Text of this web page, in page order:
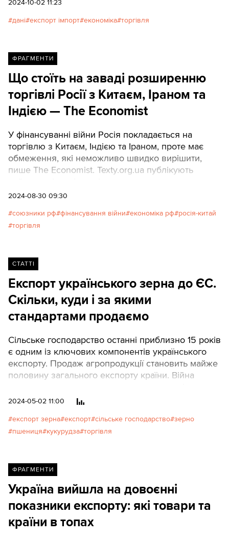
2024-10-02 11:23
дані експорт імпорт економіка торгівля
ФРАГМЕНТИ
Що стоїть на заваді розширенню
торгівлі Росії з Китаєм, Іраном та
Індією — The Economist
У фінансуванні війни Росія покладається на
торгівлю з Китаєм, Індією та Іраном, проте має
обмеження, які неможливо швидко вирішити,
пише The Economist. Texty.org.ua публікують
2024-08-30 09:30
союзники рф фінансування війни економіка рф росія-китай
торгівля
СТАТТІ
Експорт українського зерна до ЄС.
Скільки, куди і за якими
стандартами продаємо
Сільське господарство останні приблизно 15 років
є одним із ключових компонентів українського
експорту. Продаж агропродукції становить майже
половину загального експорту країни. Війна
транспортування. Традиційно Україна постачала
заблокувала ці шляхи. Коли Україна, шукаючи
спосіб обійти морську блокаду, почала везти
фермерів.
2024-05-02 11:00
експорт зерна експорт сільське господарство зерно
пшениця кукурудза торгівля
ФРАГМЕНТИ
Україна вийшла на довоєнні
показники експорту: які товари та
країни в топах